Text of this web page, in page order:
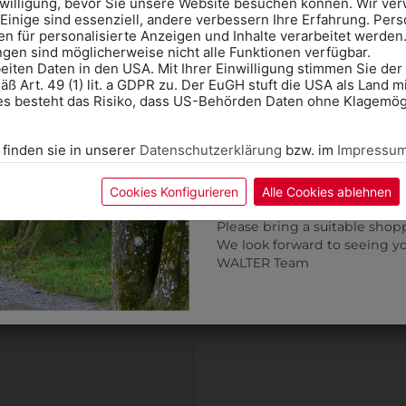
31805PIELA001
PANTOFFEL PIEL-A
€ 40,90
330523712
GLÄSERTUCH ZUM
sind essenziell, andere verbessern Ihre Erfahrung.
für personalisierte Anzeigen und Inhalte verarbeitet
sind möglicherweise nicht alle Funktionen verfügbar.
Daten in den USA. Mit Ihrer Einwilligung stimmen Sie
Art. 49 (1) lit. a GDPR zu. Der EuGH stuft die USA als Land
besteht das Risiko, dass US-Behörden Daten ohne
sie in unserer Datenschutzerklärung bzw. im
Cookies Konfigurieren Alle Cookies ablehnen
Ohne Termin kann es zu
Bitte nehmen Sie eine
für Ihren Einkauf mit.
Wir freuen uns - Das
correct school.
calendar icon.
Without an appointment,
Please bring a suitable
We look forward to seeing
WALTER Team